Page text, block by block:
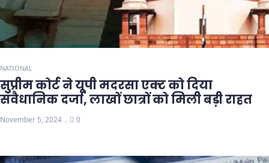
NATIONAL
सुप्रीम कोर्ट ने यूपी मदरसा एक्ट को दिया
संवैधानिक दर्जा, लाखों छात्रों को मिली बड़ी राहत
November 5, 2024 0